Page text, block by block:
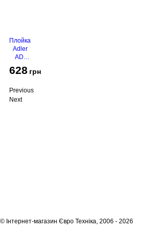
Плойка
Adler
AD-
628 грн
Previous
Next
© Інтернет-магазин Євро Техніка, 2006 - 2026